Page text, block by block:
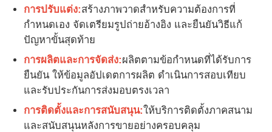
การปรับแต่ง:สร้างภาพวาดสำหรับความต้องการที่
กำหนดเอง จัดเตรียมรูปถ่ายอ้างอิง และยืนยันวิธีแก้
ปัญหาขั้นสุดท้าย
การผลิตและการจัดส่ง:ผลิตตามข้อกำหนดที่ได้รับการ
ยืนยัน ให้ข้อมูลอัปเดตการผลิต ดำเนินการสอบเทียบ
และรับประกันการส่งมอบตรงเวลา
การติดตั้งและการสนับสนุน:ให้บริการติดตั้งภาคสนาม
และสนับสนุนหลังการขายอย่างครอบคลุม